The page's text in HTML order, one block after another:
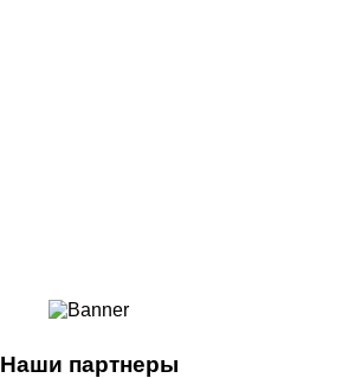
Смартфоны
Периферия
Наши партнеры